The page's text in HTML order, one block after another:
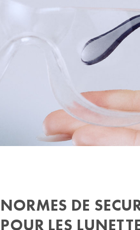
NORMES DE
POUR LES